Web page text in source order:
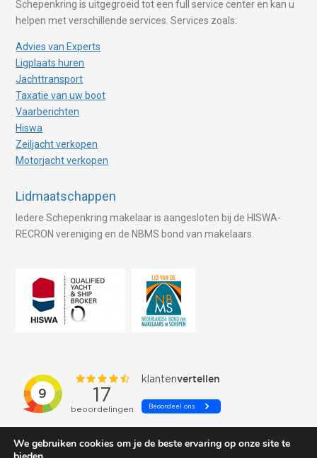
Schepenkring is uitgegroeid tot een full service center en kan u
helpen met verschillende services. Services zoals:
Advies van Experts
Ligplaats huren
Jachttransport
Taxatie van uw boot
Vaarberichten
Hiswa
Zeiljacht verkopen
Motorjacht verkopen
Lidmaatschappen
Iedere Schepenkring makelaar is aangesloten bij de HISWA-
RECRON vereniging en de NBMS bond van makelaars.
We gebruiken cookies om je de beste ervaring op onze site te